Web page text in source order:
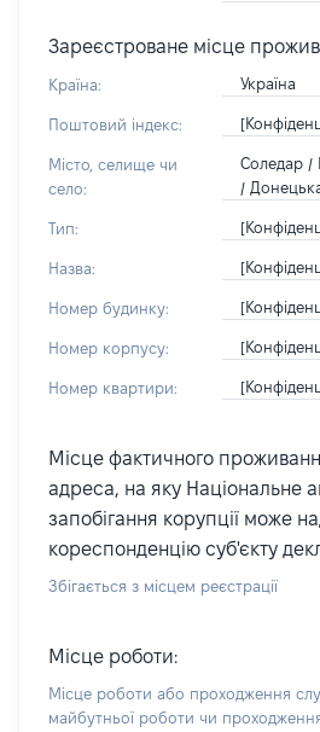
Зареєстроване місце
Країна: Україна
Поштовий індекс:
Місто, селище чи
село:
Соледар /
/
Тип:
Назва:
Номер будинку:
Номер корпусу:
Номер квартири:
Місце фактичного
адреса, на яку Національне
запобігання корупції може
кореспонденцію суб'єкту
Збігається з місцем реєстрації
Місце роботи:
Місце роботи або проходження
майбутньої роботи чи